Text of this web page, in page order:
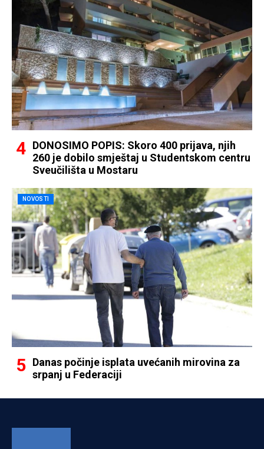
DONOSIMO POPIS: Skoro 400 prijava, njih
260 je dobilo smještaj u Studentskom centru
Sveučilišta u Mostaru
NOVOSTI
Danas počinje isplata uvećanih mirovina za
srpanj u Federaciji